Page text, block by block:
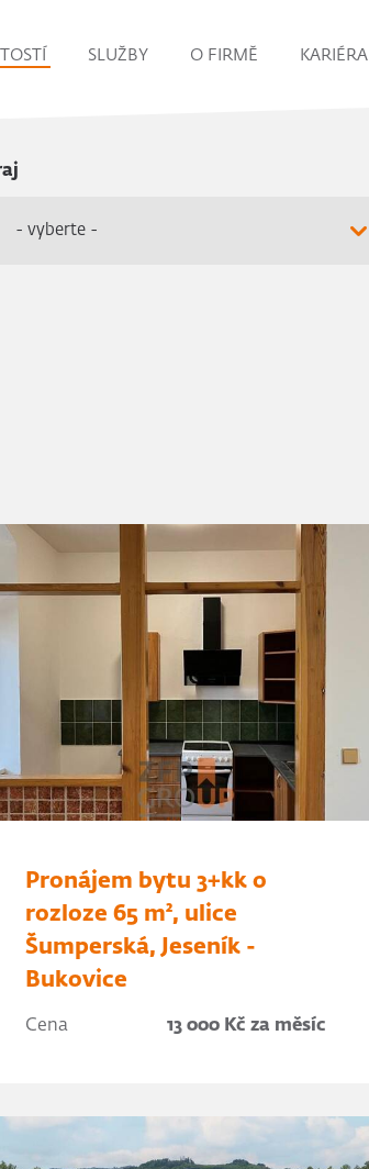
SLUŽBY O FIRMĚ KARIÉRA
- vyberte -
Pronájem bytu 3+kk o
rozloze 65 m², ulice
Šumperská, Jeseník -
Bukovice
Cena 13 000 Kč za měsíc